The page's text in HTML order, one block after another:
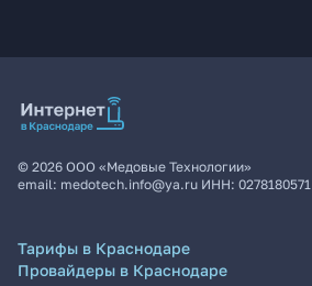
© 2026 ООО «Медовые Технологии»
email: medotech.info@ya.ru ИНН: 0278180571
Тарифы в Краснодаре
Провайдеры в Краснодаре